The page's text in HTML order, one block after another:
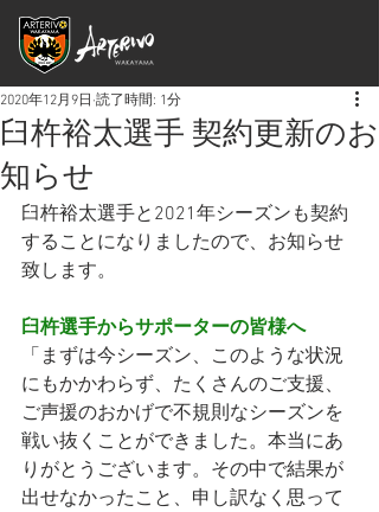
臼杵裕太選手 契約更新のお
知らせ
2020年12月9日 読了時間: 1分
臼杵裕太選手と2021年シーズンも契約
することになりましたので、お知らせ
致します。
臼杵選手からサポーターの皆様へ
「 まずは今シーズン、このような状況
にもかかわらず、たくさんのご支援、
ご声援のおかげで不規則なシーズンを
戦い抜くことができました。本当にあ
りがとうございます。その中で結果が
出せなかったこと、申し訳なく思って